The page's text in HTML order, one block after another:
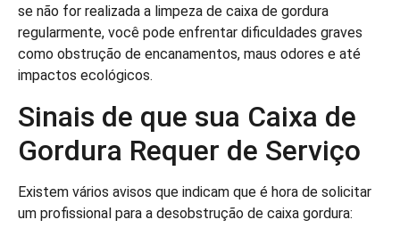
se não for realizada a limpeza de caixa de gordura
regularmente, você pode enfrentar dificuldades graves
como obstrução de encanamentos, maus odores e até
impactos ecológicos.
Sinais de que sua Caixa de
Gordura Requer de Serviço
Existem vários avisos que indicam que é hora de solicitar
um profissional para a desobstrução de caixa gordura: